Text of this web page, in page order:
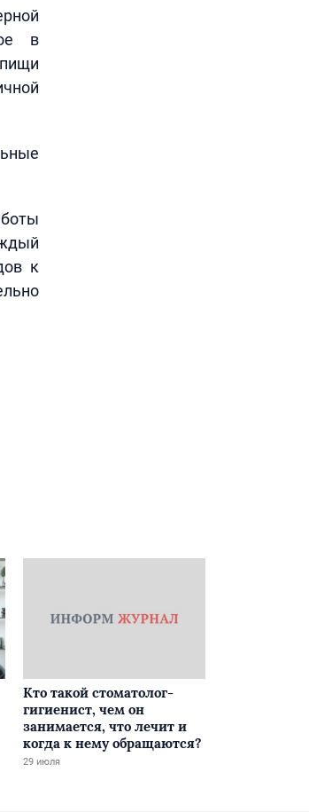
в
к
Кто такой стоматолог-
гигиенист, чем он
занимается, что лечит и
когда к нему обращаются?
29 июля